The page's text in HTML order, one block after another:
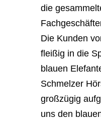
die
Die Kunden
fleißig in die
blauen
Schmelzer
großzügig
uns den